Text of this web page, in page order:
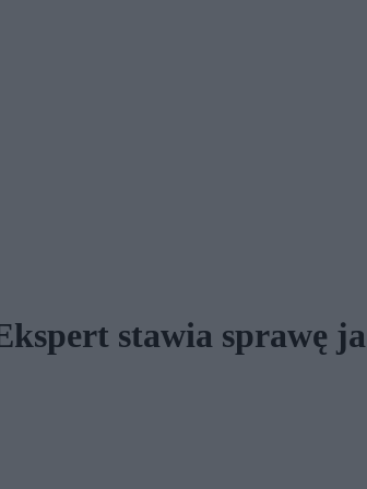
stawia sprawę